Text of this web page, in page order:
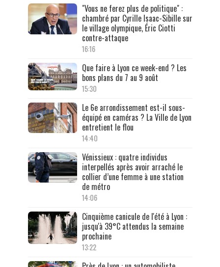
"Vous ne ferez plus de politique" :
chambré par Cyrille Isaac-Sibille sur
le village olympique, Éric Ciotti
contre-attaque
16:16
Que faire à Lyon ce week-end ? Les
bons plans du 7 au 9 août
15:30
Le 6e arrondissement est-il sous-
équipé en caméras ? La Ville de Lyon
entretient le flou
14:40
Vénissieux : quatre individus
interpellés après avoir arraché le
collier d’une femme à une station
de métro
14:06
Cinquième canicule de l'été à Lyon :
jusqu'à 39°C attendus la semaine
prochaine
13:22